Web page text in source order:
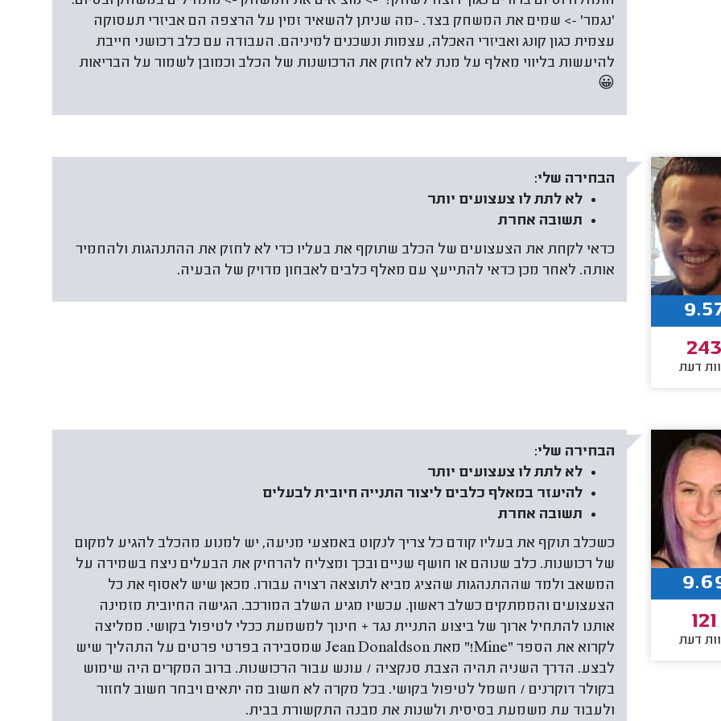
'נגמר' -> שמים את המשחק בצד. -מה שניתן להשאיר זמין על הרצפה הם אביזרי תעסוקה
עצמית כגון קונג ואביזרי האכלה, עצמות ונשכנים למיניהם. העבודה עם כלב רכושני חייבת
להיעשות בליווי מאלף על מנת לא לחזק את הרכושנות של הכלב וכמובן לשמור על הבריאות
😀
הבחירה שלי:
לא לתת לו צעצועים יותר
תשובה אחרת
כדאי לקחת את הצעצועים של הכלב שתוקף את בעליו כדי לא לחזק את ההתנהגות ולהחמיר
אותה. לאחר מכן כדאי להתייעץ עם מאלף כלבים לאבחון מדויק של הבעיה.
דעת
הבחירה שלי:
לא לתת לו צעצועים יותר
להיעזר במאלף כלבים ליצור התנייה חיובית לבעלים
תשובה אחרת
כשכלב תוקף את בעליו קודם כל צריך לנקוט באמצעי מניעה, יש למנוע מהכלב להגיע למקום
של רכושנות. כלב שנוהם או חושף שניים ובכך ומצליח להרחיק את הבעלים ניצח בשמירה על
המשאב ולמד שההתנהגות שהציג מביא לתוצאה רצויה עבורו. מכאן שיש לאסוף את כל
הצעצועים והממתקים כשלב ראשון. עכשיו מגיע השלב המורכב. הגישה החיובית מזמינה
אותנו להתחיל ארוך של ביצוע התניית נגד + חינוך למשמעת ככלי לטיפול בקושי. ממליצה
לקרוא את הספר “Mine!” מאת Jean Donaldson שמסבירה בפרטי פרטים על התהליך שיש
לבצע. הדרך השניה תהיה הצבת סנקציה / עונש עבור הרכושנות. ברוב המקרים היה שימוש
בקולר דוקרנים / חשמל לטיפול בקושי. בכל מקרה לא חשוב מה יתאים ויבחר חשוב לחזור
ולעבוד עת משמעת בסיסית ולשנות את מבנה התקשורת בבית.
121
דעת